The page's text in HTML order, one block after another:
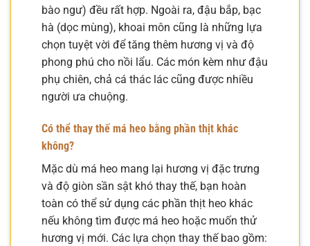
bào ngư) đều rất hợp. Ngoài ra, đậu bắp, bạc
hà (dọc mùng), khoai môn cũng là những lựa
chọn tuyệt vời để tăng thêm hương vị và độ
phong phú cho nồi lẩu. Các món kèm như đậu
phụ chiên, chả cá thác lác cũng được nhiều
người ưa chuộng.
Có thể thay thế má heo bằng phần thịt khác
không?
Mặc dù má heo mang lại hương vị đặc trưng
và độ giòn sần sật khó thay thế, bạn hoàn
toàn có thể sử dụng các phần thịt heo khác
nếu không tìm được má heo hoặc muốn thử
hương vị mới. Các lựa chọn thay thế bao gồm: